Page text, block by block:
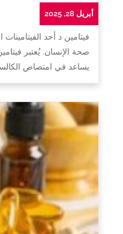
أبريل 28, 2025
فيتامين د أحد
صحة الإنسان. يُعتبر
يساعد في امتصاص